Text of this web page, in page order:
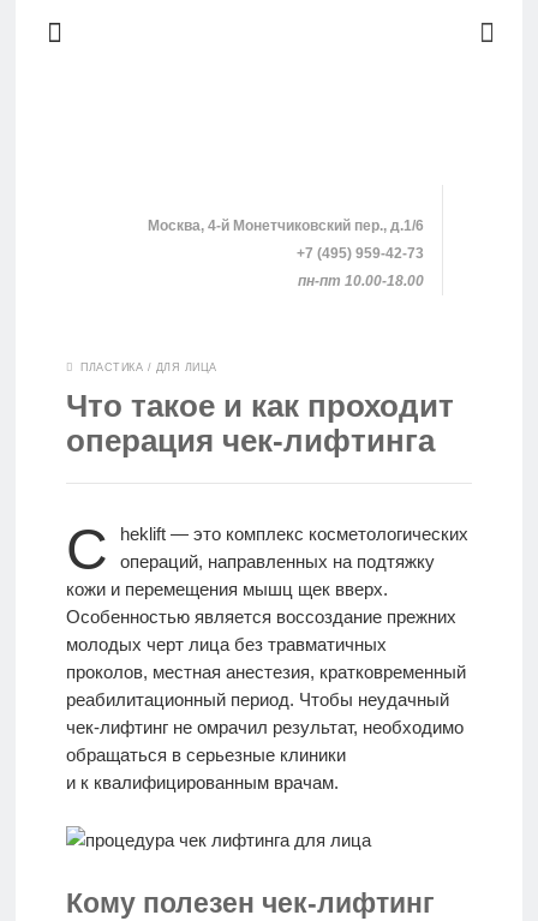
Москва, 4-й Монетчиковский пер., д.1/6
+7 (495) 959-42-73
пн-пт 10.00-18.00
МАССАЖ
ИДЕАЛЫ
КРАСОТЫ
ПЛАСТИКА / ДЛЯ ЛИЦА
Что такое и как проходит
операция чек-лифтинга
C
heklift — это комплекс косметологических
операций, направленных на подтяжку
кожи и перемещения мышц щек вверх.
Особенностью является воссоздание прежних
молодых черт лица без травматичных
проколов, местная анестезия, кратковременный
реабилитационный период. Чтобы неудачный
чек-лифтинг не омрачил результат, необходимо
обращаться в серьезные клиники
и к квалифицированным врачам.
Кому полезен чек-лифтинг